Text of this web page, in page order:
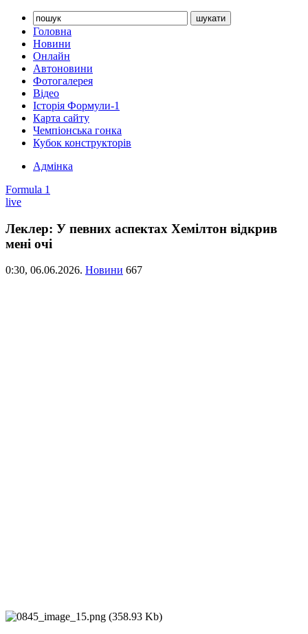
Головна
Новини
Онлайн
Автоновини
Фотогалерея
Відео
Історія Формули-1
Карта сайту
Чемпіонська гонка
Кубок конструкторів
Адмінка
Formula 1
live
Леклер: У певних аспектах Хемілтон відкрив
мені очі
0:30, 06.06.2026. Новини 667